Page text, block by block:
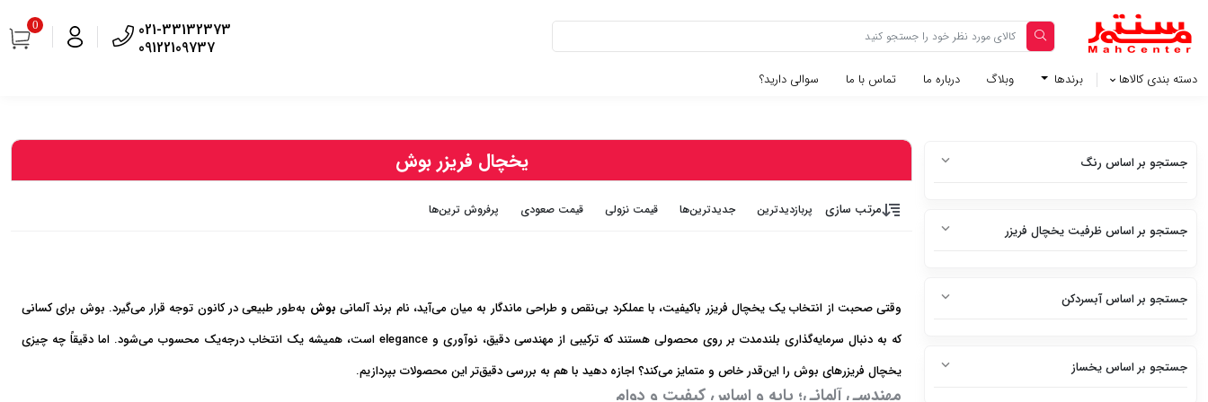
021-33132373
09122109737
0
دسته بندی کالاها برندها وبلاگ‌ درباره ما تماس با ما سوالی دارید؟
جستجو بر اساس رنگ
سفید متالیک
استیل
جستجو بر اساس ظرفیت یخچال فریزر
5 فوت
جستجو بر اساس آبسردکن
ندارد
جستجو بر اساس یخساز
یخچال فریزر بوش
مرتب سازی پربازديدترين جديدترين‌ها قيمت نزولی قيمت صعودی پرفروش ترین‌ها
وقتی صحبت از انتخاب یک یخچال فریزر باکیفیت، با عملکرد بی‌نقص و طراحی ماندگار به میان می‌آید، نام برند آلمانی بوش به‌طور طبیعی در کانون توجه قرار می‌گیرد. بوش برای کسانی
که به دنبال سرمایه‌گذاری بلندمدت بر روی محصولی هستند که ترکیبی از مهندسی دقیق، نوآوری و elegance است، همیشه یک انتخاب درجه‌یک محسوب می‌شود. اما دقیقاً چه چیزی
یخچال فریزرهای بوش را این‌قدر خاص و متمایز می‌کند؟ اجازه دهید با هم به بررسی دقیق‌تر این محصولات بپردازیم.
مهندسی آلمانی؛ پایه و اساس کیفیت و دوام